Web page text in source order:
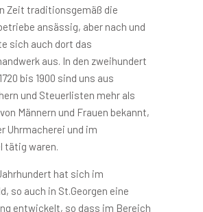
Zeit traditionsgemäß die
ansässig, aber nach und
sich auch dort das
aus. In den zweihundert
bis 1900 sind uns aus
und Steuerlisten mehr als
Männern und Frauen bekannt,
Uhrmacherei und im
tätig waren.
hat sich im
so auch in St.Georgen eine
entwickelt, so dass im Bereich